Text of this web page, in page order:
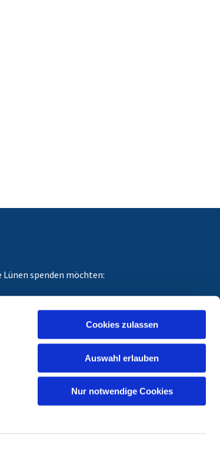
Cookies zulassen
Auswahl erlauben
Nur notwendige Cookies
Lünen spenden möchten:
angeben, für den Ihre Spende gedacht